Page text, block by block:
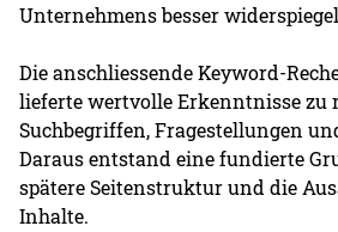
Unternehmens besser
Die anschliessende Keyword-
lieferte wertvolle Erkenntnisse zu
Suchbegriffen, Fragestellungen
Daraus entstand eine fundierte
spätere Seitenstruktur und die
Inhalte.